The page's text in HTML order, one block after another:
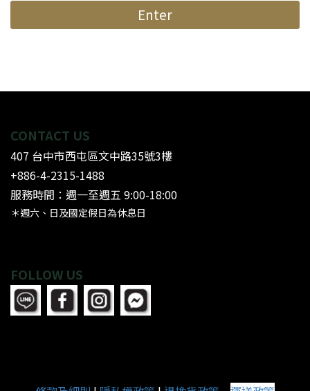
Enter
CONTACT US
407 台中市西屯區文中路35號3樓
+886-4-2315-1488
服務時間：週一至週五 9:00-18:00
＊週六、日及國定假日為休息日
FOLLOW US